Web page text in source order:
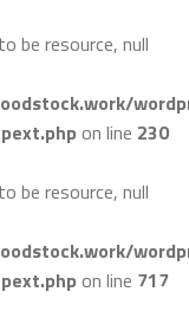
be resource, null
on line 230
be resource, null
on line 717